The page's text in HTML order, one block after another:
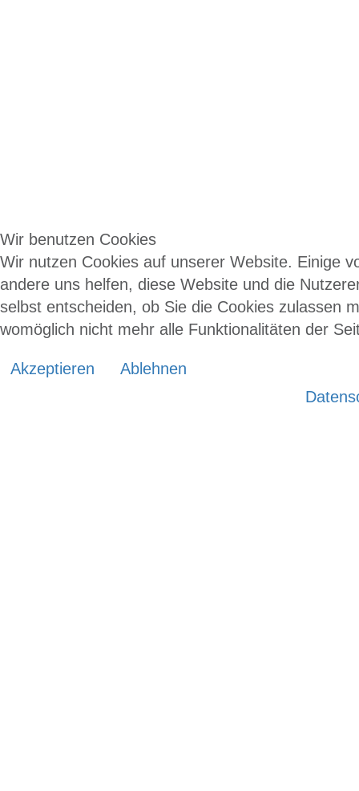
Wir benutzen Cookies
Wir nutzen Cookies auf unserer Website. Einige
andere uns helfen, diese Website und die
selbst entscheiden, ob Sie die Cookies zulassen
womöglich nicht mehr alle Funktionalitäten der
Akzeptieren
Ablehnen